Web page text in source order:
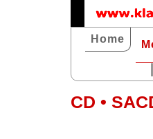
Home
CD •